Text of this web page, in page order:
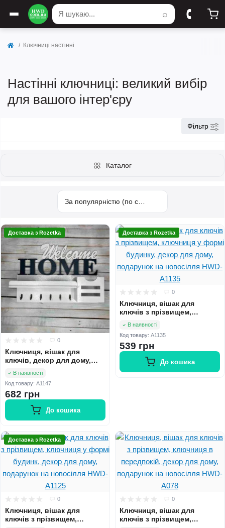
⌕
Ключниці настінні
Настінні ключниці: великий вибір
для вашого інтер'єру
Фільтр
Каталог
Доставка з Rozetka
0
Ключниця, вішак для
ключів, декор для дому,
ключниця"Welcome home"
HWD-A1147
В наявності
Код товару: A1147
682 грн
До кошика
Доставка з Rozetka
0
Ключниця, вішак для
ключів з прізвищем,
декор для дому, подарунок
на новосілля HWD-A1135
В наявності
Код товару: A1135
539 грн
До кошика
Доставка з Rozetka
0
Ключниця, вішак для
ключів з прізвищем,
0
Ключниця, вішак для
ключів з прізвищем,